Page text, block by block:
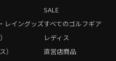
レイングッズ
）
レディス
直営店商品
SALE
すべてのゴルフギア